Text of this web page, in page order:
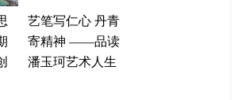
艺笔写仁心 丹青
寄精神 ——品读
潘玉珂艺术人生